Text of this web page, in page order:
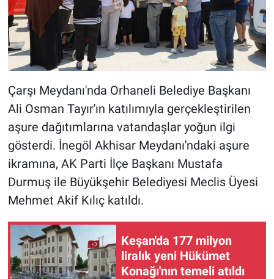
Çarşı Meydanı'nda Orhaneli Belediye Başkanı
Ali Osman Tayır'ın katılımıyla gerçekleştirilen
aşure dağıtımlarına vatandaşlar yoğun ilgi
gösterdi. İnegöl Akhisar Meydanı'ndaki aşure
ikramına, AK Parti İlçe Başkanı Mustafa
Durmuş ile Büyükşehir Belediyesi Meclis Üyesi
Mehmet Akif Kılıç katıldı.
Keşan'da 177 milyon
liralık yeni Hükümet
Konağı'nın temeli atıldı